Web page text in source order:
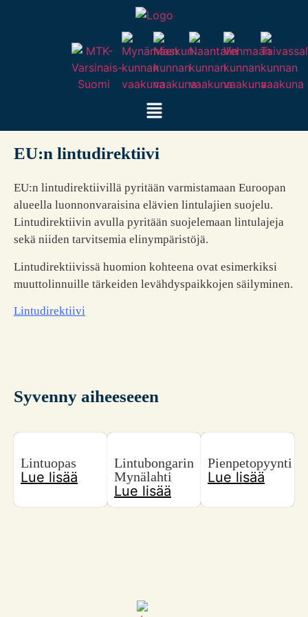
EU:n lintudirektiivi
EU:n lintudirektiivillä pyritään varmistamaan Euroopan
alueella luonnonvaraisina elävien lintulajien suojelu.
Lintudirektiivin avulla pyritään suojelemaan lintulajeja
sekä niiden tarvitsemia elinympäristöjä.
Lintudirektiivissä huomion kohteena ovat esimerkiksi
muuttolinnuille tärkeiden levähdyspaikkojen säilyminen.
Lintudirektiivi
Syvenny aiheeseeen
Lintuopas
Lue lisää
Lintubongarin
Mynälahti
Lue lisää
Pienpetopyynti
Lue lisää